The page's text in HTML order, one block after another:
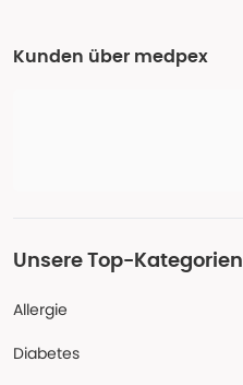
Kunden über medpex
Unsere Top-Kategorien
Allergie
Diabetes